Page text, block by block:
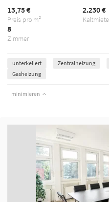
Preis pro m²
13,75 €
Kaltmiete
2.230 €
Zimmer
8
unterkellert Zentralheizung
Gasheizung
minimieren